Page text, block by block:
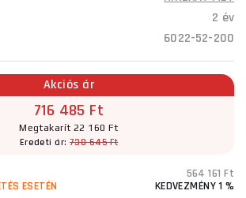
2 év
6022-52-200
Akciós ár
716 485 Ft
Megtakarít 22 160 Ft
Eredeti ár: 738 645 Ft
564 161 Ft
ESETÉN
KEDVEZMÉNY 1 %